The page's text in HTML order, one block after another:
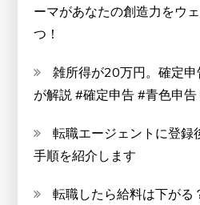
ーマがあなたの創造力をウ
つ！
雑所得が20万円。確定
が解説 #確定申告 #青色申
転職エージェントに登録
手順を紹介します
転職したら給料は下がる